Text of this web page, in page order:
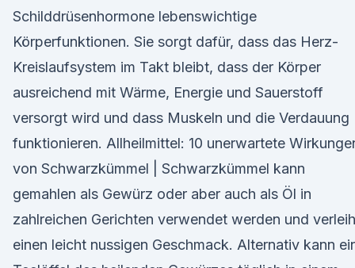
Schilddrüsenhormone lebenswichtige
Körperfunktionen. Sie sorgt dafür, dass das Herz-
Kreislaufsystem im Takt bleibt, dass der Körper
ausreichend mit Wärme, Energie und Sauerstoff
versorgt wird und dass Muskeln und die Verdauung
funktionieren. Allheilmittel: 10 unerwartete
von Schwarzkümmel | Schwarzkümmel kann
gemahlen als Gewürz oder aber auch als Öl in
zahlreichen Gerichten verwendet werden und
einen leicht nussigen Geschmack. Alternativ kann